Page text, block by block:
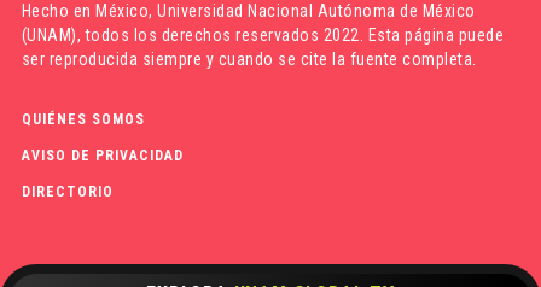
Hecho en México,Universidad Nacional Autónoma de México
(UNAM), todos los derechos reservados 2022. Esta página puede
ser reproducida siempre y cuando se cite la fuente completa.
QUIÉNES SOMOS
AVISO DE PRIVACIDAD
DIRECTORIO